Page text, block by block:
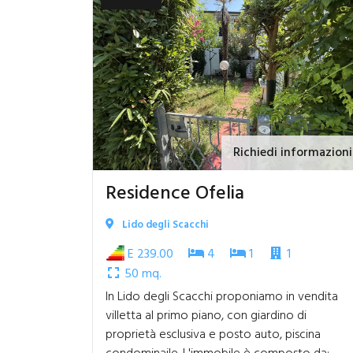
Richiedi
Residence Ofelia
Lido degli Scacchi
E 239.00 4 1
1
50 mq.
In Lido degli Scacchi proponiamo in vendita
villetta al primo piano, con giardino di
proprietà esclusiva e posto auto, piscina